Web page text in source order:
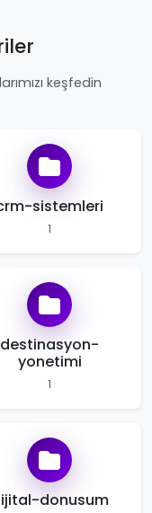
keşfedin
sistemleri
1
destinasyon-
yonetimi
1
donusum